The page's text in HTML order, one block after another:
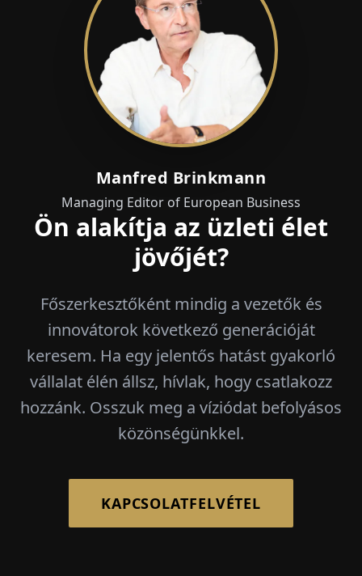
Manfred Brinkmann
Managing Editor of European Business
Ön alakítja az üzleti élet
jövőjét?
Főszerkesztőként mindig a vezetők és
innovátorok következő generációját
keresem. Ha egy jelentős hatást gyakorló
vállalat élén állsz, hívlak, hogy csatlakozz
hozzánk. Osszuk meg a víziódat befolyásos
közönségünkkel.
KAPCSOLATFELVÉTEL